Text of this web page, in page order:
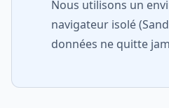
Nous utilisons un
navigateur isolé
données ne quitte